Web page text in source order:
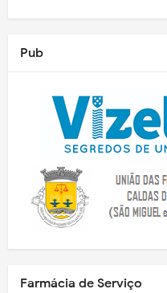
Pub
Farmácia de Serviço